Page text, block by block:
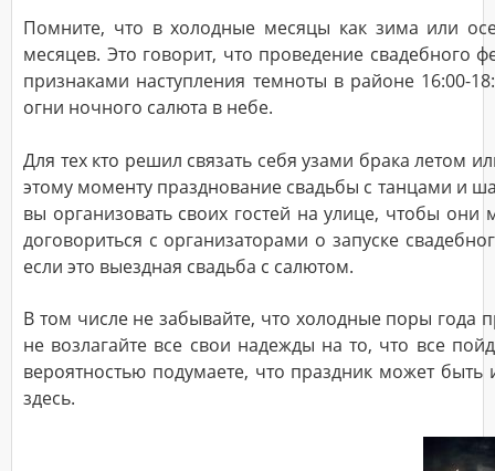
Помните, что в холодные месяцы как зима или
месяцев. Это говорит, что проведение свадебного
признаками наступления темноты в районе 16:00-
огни ночного салюта в небе.
Для тех кто решил связать себя узами брака летом
этому моменту празднование свадьбы с танцами и
вы организовать своих гостей на улице, чтобы
договориться с организаторами о запуске
если это выездная свадьба с салютом.
В том числе не забывайте, что холодные поры года
не возлагайте все свои надежды на то, что все
вероятностью подумаете, что праздник может
здесь.